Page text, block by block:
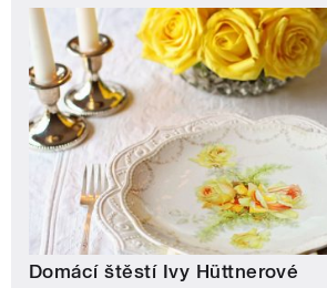
Domácí štěstí Ivy Hüttnerové